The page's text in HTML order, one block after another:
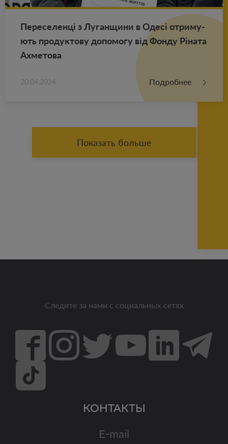
Пе­ре­се­ленці з Лу­ган­щи­ни в Одесі от­ри­му­
ють про­дук­то­ву до­по­мо­гу від Фонду Ріната
Ах­ме­то­ва
20.04.2024 Подробнее
Показать больше
Следите за нами с социальных сетях
КОНТАКТЫ
E-mail